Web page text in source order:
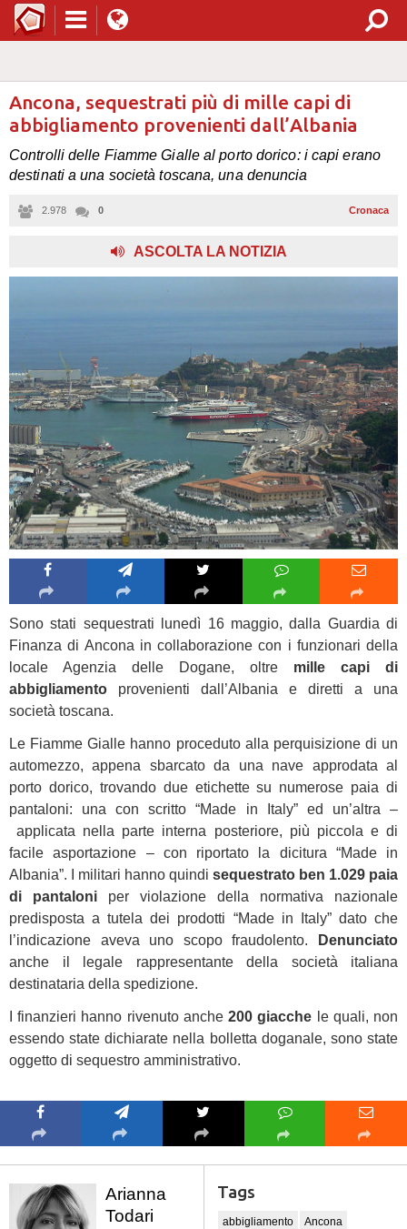
Ancona, sequestrati più di mille capi di
abbigliamento provenienti dall’Albania
Controlli delle Fiamme Gialle al porto dorico: i capi erano
destinati a una società toscana, una denuncia
2.978 0 Cronaca
ASCOLTA LA NOTIZIA
Sono stati sequestrati lunedì 16 maggio, dalla Guardia di
Finanza di Ancona in collaborazione con i funzionari della
locale Agenzia delle Dogane, oltre mille capi di
abbigliamento provenienti dall’Albania e diretti a una
società toscana.
Le Fiamme Gialle hanno proceduto alla perquisizione di un
automezzo, appena sbarcato da una nave approdata al
porto dorico, trovando due etichette su numerose paia di
pantaloni: una con scritto “Made in Italy” ed un’altra –
applicata nella parte interna posteriore, più piccola e di
facile asportazione – con riportato la dicitura “Made in
Albania”. I militari hanno quindi sequestrato ben 1.029 paia
di pantaloni per violazione della normativa nazionale
predisposta a tutela dei prodotti “Made in Italy” dato che
l’indicazione aveva uno scopo fraudolento.
Denunciato
anche il legale rappresentante della società italiana
destinataria della spedizione.
I finanzieri hanno rivenuto anche200 giacche le quali, non
essendo state dichiarate nella bolletta doganale, sono state
oggetto di sequestro amministrativo.
Arianna
Todari
Tags
abbigliamento Ancona